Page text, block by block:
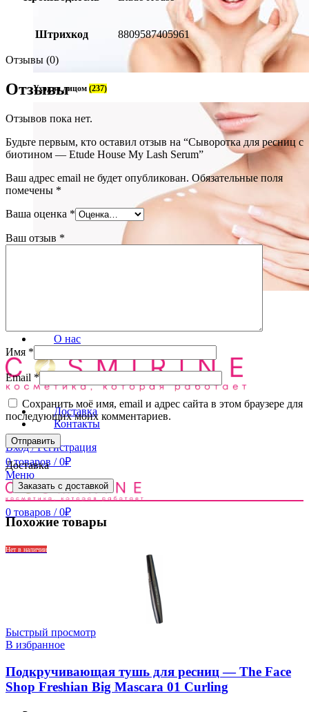
Уход за лицом (237)
О нас
Доставка
Контакты
Вход / Регистрация
0товаров / 0₽
Меню
0 товаров / 0₽
Штрихкод 8809587405961
Отзывы (0)
Отзывы
Отзывов пока нет.
Будьте первым, кто оставил отзыв на “Сыворотка для ресниц с
биотином — Etude House My Lash Serum”
Ваш адрес email не будет опубликован. Обязательные поля
помечены *
Ваша оценка *
Ваш отзыв *
Имя *
Email *
Сохранить моё имя, email и адрес сайта в этом браузере для
последующих моих комментариев.
Доставка
Заказать с доставкой
Похожие товары
Нет в наличии
Быстрый просмотр
В избранное
Подкручивающая тушь для ресниц — The Face
Shop Freshian Big Mascara 01 Curling